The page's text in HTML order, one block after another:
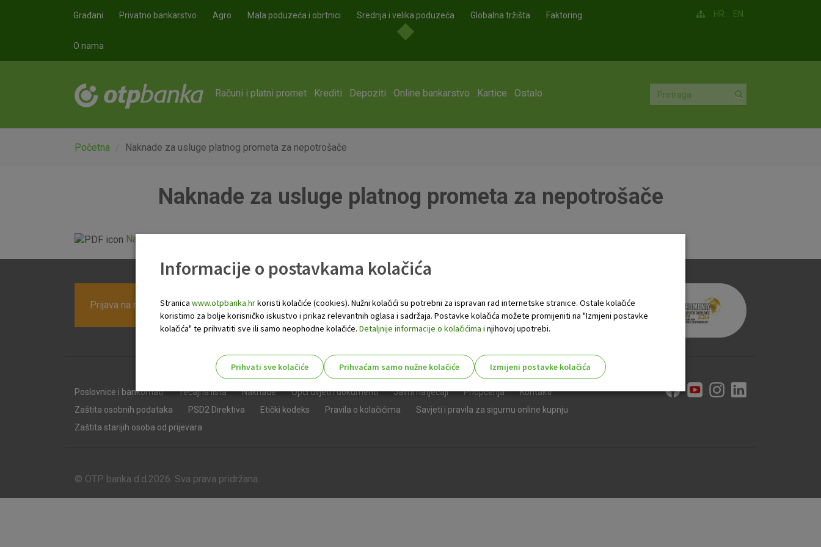
Građani Privatno bankarstvo Agro Mala poduzeća i obrtnici Srednja i velika poduzeća Globalna tržišta Faktoring
O nama
HR EN
Računi i platni promet Krediti Depoziti Online bankarstvo Kartice Ostalo
Početna Naknade za usluge platnog prometa za nepotrošače
Naknade za usluge platnog prometa za nepotrošače
Naknade za usluge platnog prometa za nepotrosace_od 01072024.pdf
Prijava na newsletter OTP banke
Poslovnice i bankomati Tečajna lista Naknade Opći uvjeti i dokumenti Javni natječaji Priopćenja
Kontakti
Zaštita osobnih podataka
PSD2 Direktiva Etički kodeks Pravila o kolačićima
Savjeti i pravila za sigurnu online kupnju
Zaštita starijih osoba od prijevara
© OTP banka d.d.2026. Sva prava pridržana.
Informacije o postavkama kolačića
Stranica www.otpbanka.hrkoristi kolačiće (cookies). Nužni kolačići su potrebni za ispravan rad internetske stranice. Ostale kolačiće
koristimo za bolje korisničko iskustvo i prikaz relevantnih oglasa i sadržaja. Postavke kolačića možete promijeniti na "Izmjeni postavke
kolačića" te prihvatiti sve ili samo neophodne kolačiće. Detaljnije informacije o kolačićima i njihovoj upotrebi.
Prihvati sve kolačiće Prihvaćam samo nužne kolačiće
Izmijeni postavke kolačića